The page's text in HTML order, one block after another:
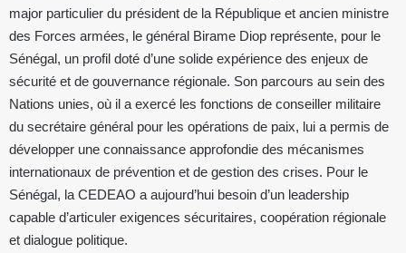
major particulier du président de la République et ancien ministre
des Forces armées, le général Birame Diop représente, pour le
Sénégal, un profil doté d’une solide expérience des enjeux de
sécurité et de gouvernance régionale. Son parcours au sein des
Nations unies, où il a exercé les fonctions de conseiller militaire
du secrétaire général pour les opérations de paix, lui a permis de
développer une connaissance approfondie des mécanismes
internationaux de prévention et de gestion des crises. Pour le
Sénégal, la CEDEAO a aujourd’hui besoin d’un leadership
capable d’articuler exigences sécuritaires, coopération régionale
et dialogue politique.